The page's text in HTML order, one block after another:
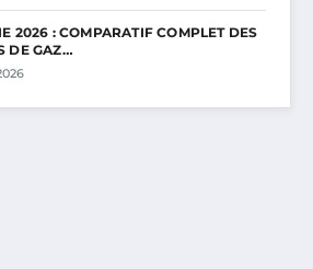
2026 : COMPARATIF COMPLET DES
DE GAZ…